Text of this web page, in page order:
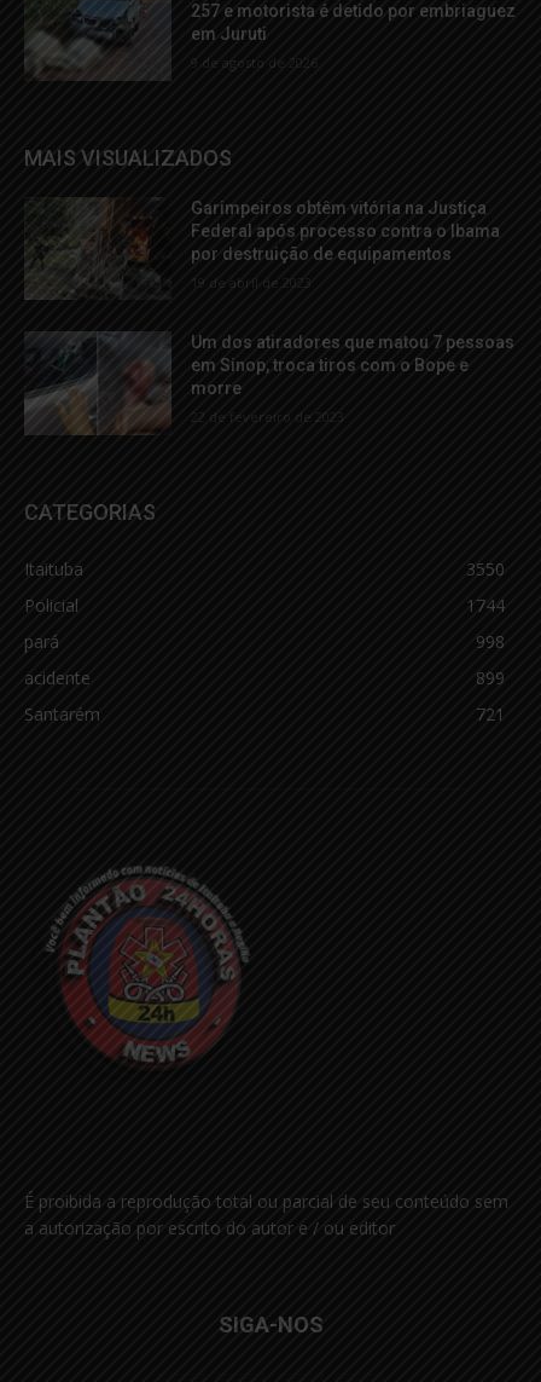
257 e motorista é detido por embriaguez
em Juruti
9 de agosto de 2026
MAIS VISUALIZADOS
Garimpeiros obtêm vitória na Justiça
Federal após processo contra o Ibama
por destruição de equipamentos
19 de abril de 2023
Um dos atiradores que matou 7 pessoas
em Sinop, troca tiros com o Bope e
morre
22 de fevereiro de 2023
CATEGORIAS
Itaituba
3550
Policial
1744
pará
998
acidente
899
Santarém
721
É proibida a reprodução total ou parcial de seu conteúdo sem
a autorização por escrito do autor e / ou editor
SIGA-NOS